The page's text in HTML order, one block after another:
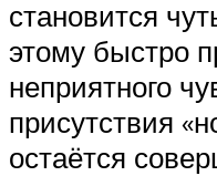
становится
этому быстро
неприятного
присутствия
остаётся